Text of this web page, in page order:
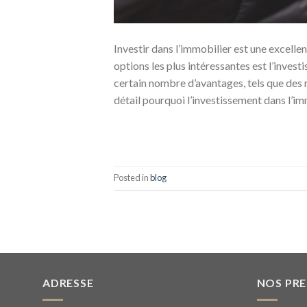
Investir dans l’immobilier est une
options les plus intéressantes est
certain nombre d’avantages, tels que
détail pourquoi l’investissement dans
Posted inblog
ADRESSE NOS